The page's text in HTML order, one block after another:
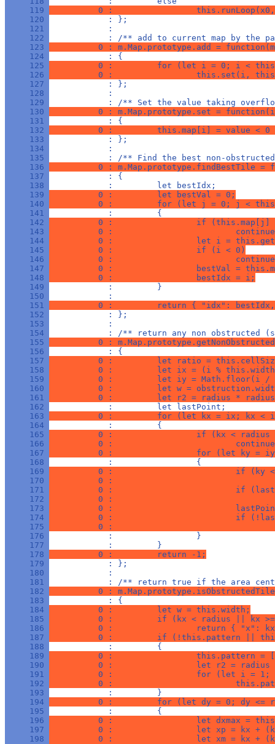
     119
0 :
     120
            : };
     121
            :
     122
: /** add to current map by the
     123
0 : m.Map.prototype.add =
     124
            : {
     125
0 :         for (let i = 0; i <
     126
0 :                 this.set(i,
     127
            : };
     128
            :
     129
: /** Set the value taking
     130
0 : m.Map.prototype.set =
     131
            : {
     132
0 :         this.map[i] = value <
     133
            : };
     134
            :
     135
: /** Find the best non-
     136
0 : m.Map.prototype.findBestTile =
     137
            : {
     138
            :         let bestIdx;
     139
          0 :         let bestVal = 0;
     140
0 :         for (let j = 0; j <
     141
            :         {
     142
0 :                 if (this.map[j]
     143
0 :
     144
0 :                 let i =
     145
          0 :                 if (i < 0)
     146
0 :
     147
0 :                 bestVal =
     148
          0 :                 bestIdx = i;
     149
            :         }
     150
            :
     151
0 :         return { "idx":
     152
            : };
     153
            :
     154
: /** return any non obstructed
     155
0 :
     156
            : {
     157
0 :         let ratio =
     158
0 :         let ix = (i %
     159
0 :         let iy = Math.floor(i /
     160
0 :         let w =
     161
0 :         let r2 = radius *
     162
            :         let lastPoint;
     163
0 :         for (let kx = ix; kx <
     164
            :         {
     165
0 :                 if (kx < radius
     166
0 :
     167
0 :                 for (let ky =
     168
            :                 {
     169
0 :                         if (ky
     170
0 :
     171
0 :                         if
     172
0 :
     173
0 :
     174
0 :                         if
     175
0 :
     176
            :                 }
     177
            :         }
     178
          0 :         return -1;
     179
            : };
     180
            :
     181
: /** return true if the area
     182
0 :
     183
            : {
     184
          0 :         let w = this.width;
     185
0 :         if (kx < radius || kx
     186
0 :                 return { "x":
     187
0 :         if (!this.pattern ||
     188
            :         {
     189
0 :                 this.pattern =
     190
0 :                 let r2 = radius
     191
0 :                 for (let i = 1;
     192
0 :
     193
            :         }
     194
0 :         for (let dy = 0; dy <=
     195
            :         {
     196
0 :                 let dxmax =
     197
0 :                 let xp = kx +
     198
0 :                 let xm = kx +